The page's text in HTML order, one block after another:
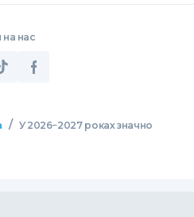
на нас
/ У 2026−2027 роках значно